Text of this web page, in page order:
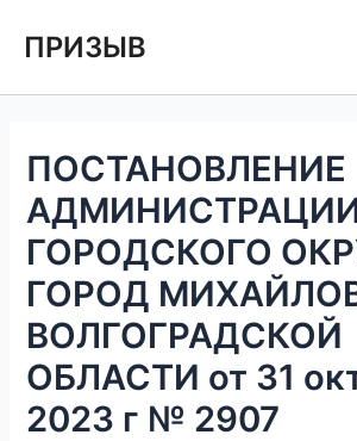
ПРИЗЫВ
ПОСТАНОВЛЕНИЕ
ГОРОДСКОГО
ГОРОД
ВОЛГОГРАДСКОЙ
ОБЛАСТИ от 31
2023 г № 2907
по